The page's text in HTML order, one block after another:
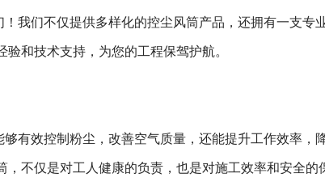
我们不仅提供多样化的控尘风筒产品，还拥有一支专
和技术支持，为您的工程保驾护航。
有效控制粉尘，改善空气质量，还能提升工作效率，
不仅是对工人健康的负责，也是对施工效率和安全